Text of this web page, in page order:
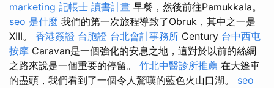
marketing 記帳士 讀書計畫 早餐，然後前往Pamukkala。
seo 是什麼 我們的第一次旅程導致了Obruk，其中之一是
XIII。 香港簽證 台胞證 台北會計事務所 Century 台中西屯
按摩 Caravan是一個強化的安息之地，這對於以前的絲綢
之路來說是一個重要的停留。 竹北中醫診所推薦 在大篷車
的盡頭，我們看到了一個令人驚嘆的藍色火山口湖。 seo